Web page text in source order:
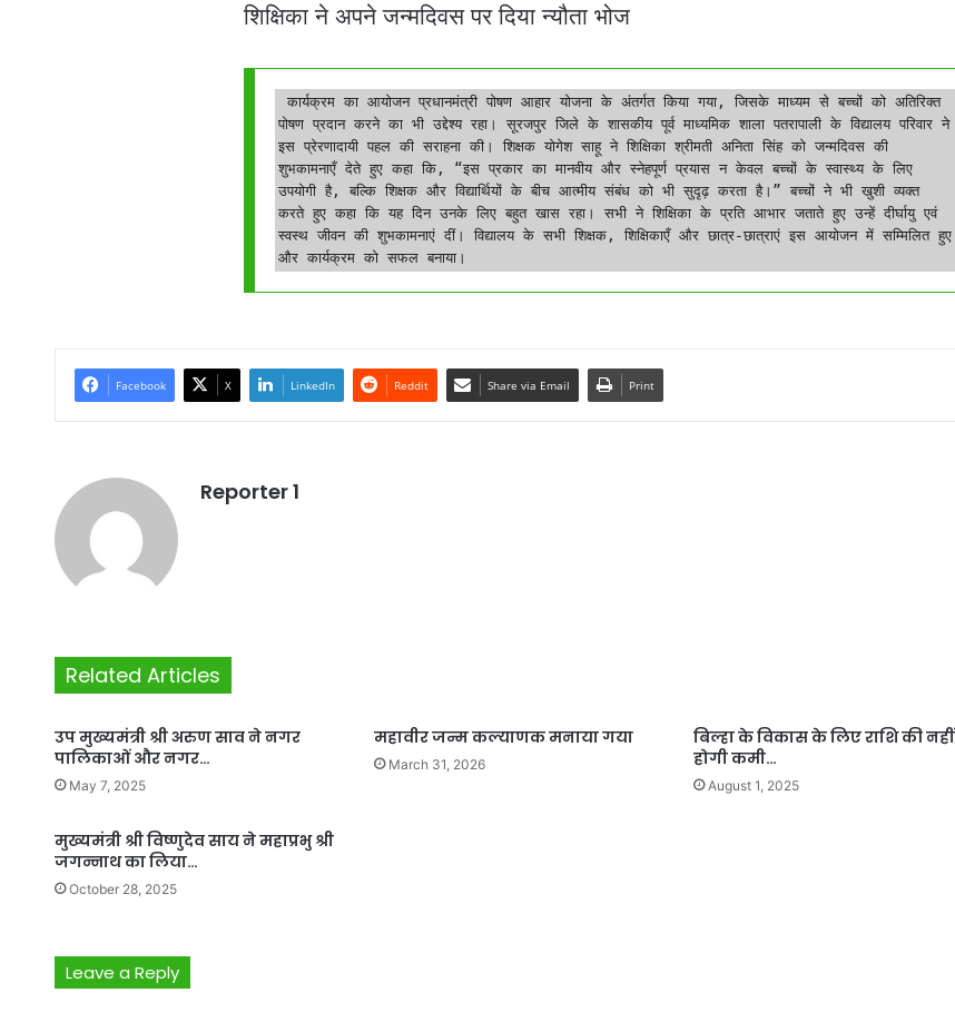
शिक्षिका ने अपने जन्मदिवस पर दिया न्यौता भोज
कार्यक्रम का आयोजन प्रधानमंत्री पोषण आहार योजना के अंतर्गत किया गया, जिसके माध्यम से बच्चों को अतिरिक्त
पोषण प्रदान करने का भी उद्देश्य रहा। सूरजपुर जिले के शासकीय पूर्व माध्यमिक शाला पतरापाली के विद्यालय परिवार ने
इस प्रेरणादायी पहल की सराहना की। शिक्षक योगेश साहू ने शिक्षिका श्रीमती अनिता सिंह को जन्मदिवस की
शुभकामनाएँ देते हुए कहा कि, “इस प्रकार का मानवीय और स्नेहपूर्ण प्रयास न केवल बच्चों के स्वास्थ्य के लिए
उपयोगी है, बल्कि शिक्षक और विद्यार्थियों के बीच आत्मीय संबंध को भी सुदृढ़ करता है।” बच्चों ने भी खुशी व्यक्त
करते हुए कहा कि यह दिन उनके लिए बहुत खास रहा। सभी ने शिक्षिका के प्रति आभार जताते हुए उन्हें दीर्घायु एवं
स्वस्थ जीवन की शुभकामनाएं दीं। विद्यालय के सभी शिक्षक, शिक्षिकाएँ और छात्र-छात्राएं इस आयोजन में सम्मिलित हुए
और कार्यक्रम को सफल बनाया।
Facebook X LinkedIn Reddit Share via Email Print
Reporter 1
Related Articles
उप मुख्यमंत्री श्री अरुण साव ने नगर
पालिकाओं और नगर…
May 7, 2025
महावीर जन्म कल्याणक मनाया गया
March 31, 2026
बिल्हा के विकास के लिए राशि की नहीं
होगी कमी…
August 1, 2025
मुख्यमंत्री श्री विष्णुदेव साय ने महाप्रभु श्री
जगन्नाथ का लिया…
October 28, 2025
Leave a Reply